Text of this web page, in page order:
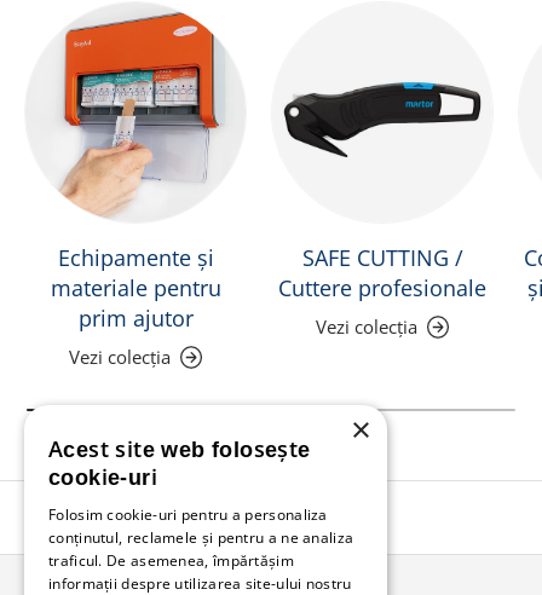
Echipamente și
materiale pentru
prim ajutor
Vezi colecția
SAFE CUTTING /
Cuttere profesionale
Vezi colecția
Înapoi în sus
×
Acest site web folosește
cookie-uri
Folosim cookie-uri pentru a personaliza
conținutul, reclamele și pentru a ne analiza
traficul. De asemenea, împărtășim
informații despre utilizarea site-ului nostru